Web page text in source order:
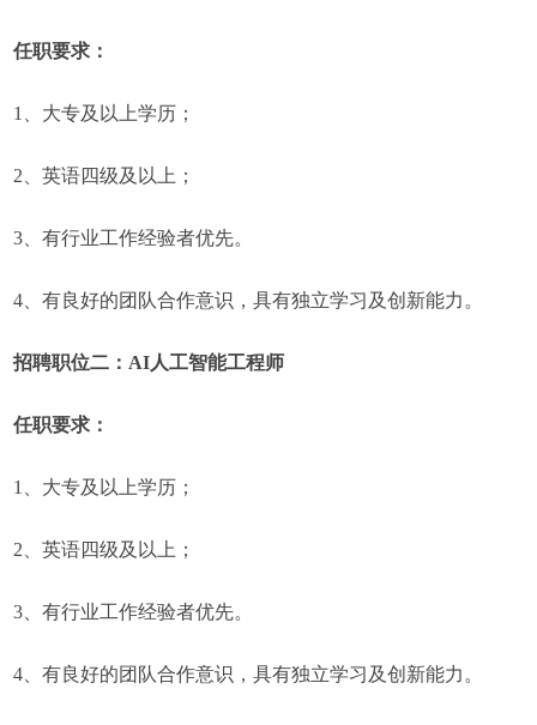
任职要求：
1、大专及以上学历；
2、英语四级及以上；
3、有行业工作经验者优先。
4、有良好的团队合作意识，具有独立学习及创新能力。
招聘职位二：AI人工智能工程师
任职要求：
1、大专及以上学历；
2、英语四级及以上；
3、有行业工作经验者优先。
4、有良好的团队合作意识，具有独立学习及创新能力。